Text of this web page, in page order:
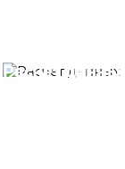
Расчет